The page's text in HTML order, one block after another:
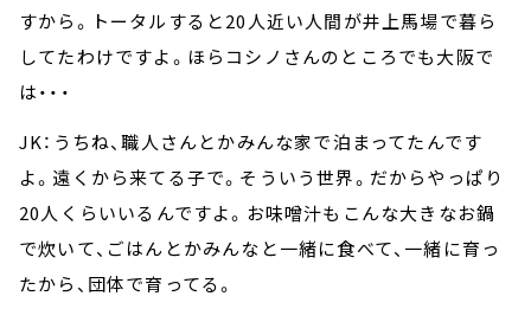
すから。トータルすると20人近い人間が井上馬場で暮ら
してたわけですよ。ほらコシノさんのところでも大阪で
は・・・
JK：うちね、職人さんとかみんな家で泊まってたんです
よ。遠くから来てる子で。そういう世界。だからやっぱり
20人くらいいるんですよ。お味噌汁もこんな大きなお鍋
で炊いて、ごはんとかみんなと一緒に食べて、一緒に育っ
たから、団体で育ってる。